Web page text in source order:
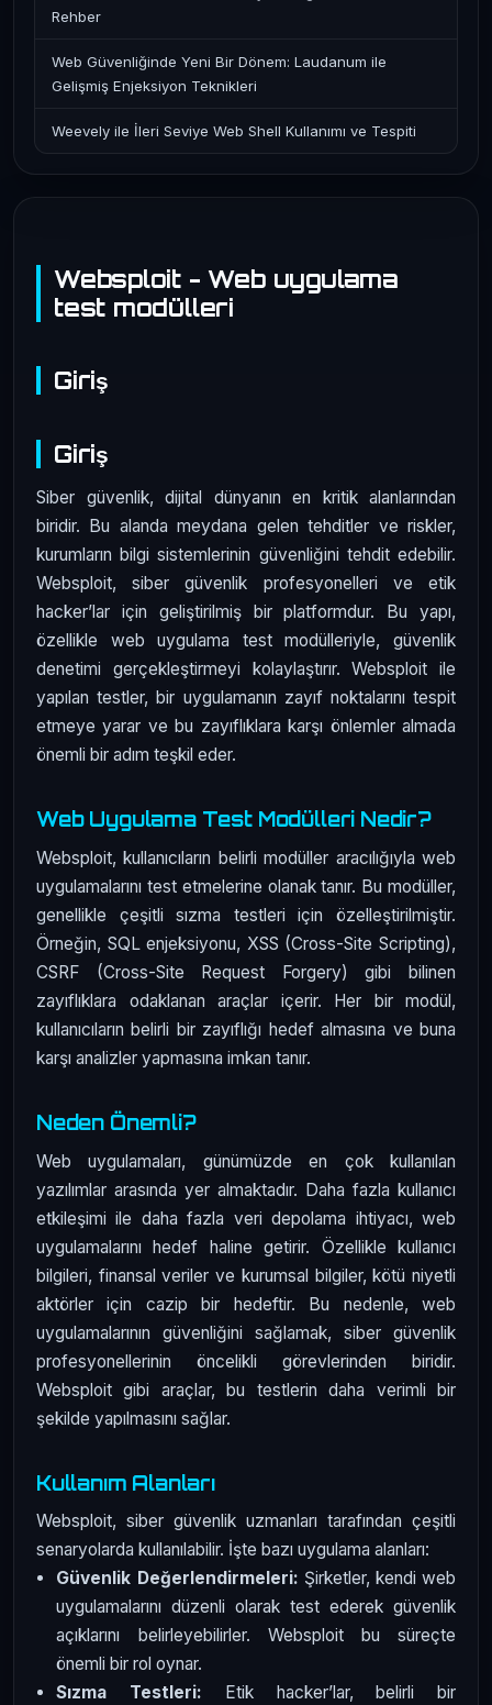
Websploit - Web uygulama
test modülleri
Giriş
Giriş
Siber güvenlik, dijital dünyanın en kritik alanlarından
biridir. Bu alanda meydana gelen tehditler ve riskler,
kurumların bilgi sistemlerinin güvenliğini tehdit edebilir.
Websploit, siber güvenlik profesyonelleri ve etik
hacker’lar için geliştirilmiş bir platformdur. Bu yapı,
özellikle web uygulama test modülleriyle, güvenlik
denetimi gerçekleştirmeyi kolaylaştırır. Websploit ile
yapılan testler, bir uygulamanın zayıf noktalarını tespit
etmeye yarar ve bu zayıflıklara karşı önlemler almada
önemli bir adım teşkil eder.
Web Uygulama Test Modülleri Nedir?
Websploit, kullanıcıların belirli modüller aracılığıyla web
uygulamalarını test etmelerine olanak tanır. Bu modüller,
genellikle çeşitli sızma testleri için özelleştirilmiştir.
Örneğin, SQL enjeksiyonu, XSS (Cross-Site Scripting),
CSRF (Cross-Site Request Forgery) gibi bilinen
zayıflıklara odaklanan araçlar içerir. Her bir modül,
kullanıcıların belirli bir zayıflığı hedef almasına ve buna
karşı analizler yapmasına imkan tanır.
Neden Önemli?
Web uygulamaları, günümüzde en çok kullanılan
yazılımlar arasında yer almaktadır. Daha fazla kullanıcı
etkileşimi ile daha fazla veri depolama ihtiyacı, web
uygulamalarını hedef haline getirir. Özellikle kullanıcı
bilgileri, finansal veriler ve kurumsal bilgiler, kötü niyetli
aktörler için cazip bir hedeftir. Bu nedenle, web
uygulamalarının güvenliğini sağlamak, siber güvenlik
profesyonellerinin öncelikli görevlerinden biridir.
Websploit gibi araçlar, bu testlerin daha verimli bir
şekilde yapılmasını sağlar.
Kullanım Alanları
Websploit, siber güvenlik uzmanları tarafından çeşitli
senaryolarda kullanılabilir. İşte bazı uygulama alanları:
Güvenlik Değerlendirmeleri: Şirketler, kendi web
uygulamalarını düzenli olarak test ederek güvenlik
açıklarını belirleyebilirler. Websploit bu süreçte
önemli bir rol oynar.
Sızma Testleri: Etik hacker’lar, belirli bir
Rehber
Web Güvenliğinde Yeni Bir Dönem: Laudanum ile
Gelişmiş Enjeksiyon Teknikleri
Weevely ile İleri Seviye Web Shell Kullanımı ve Tespiti